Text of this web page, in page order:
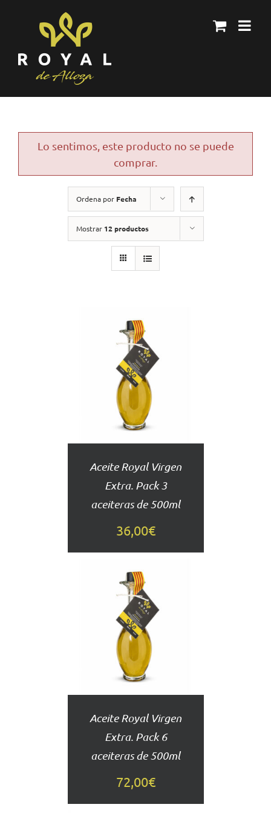
Lo sentimos, este producto no se puede
comprar.
Ordena por Fecha
Mostrar 12 productos
AÑADIR
AL
CARRITO
DETALLES
Aceite Royal Virgen
Extra. Pack 3
aceiteras de 500ml
36,00€
AÑADIR
AL
CARRITO
DETALLES
Aceite Royal Virgen
Extra. Pack 6
aceiteras de 500ml
72,00€